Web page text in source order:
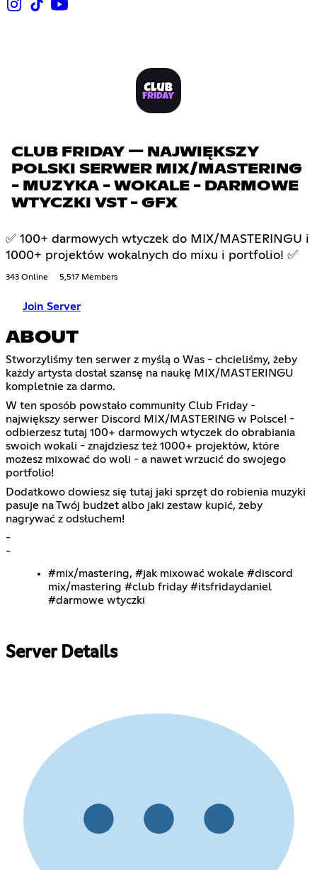
CLUB FRIDAY — NAJWIĘKSZY
POLSKI SERWER MIX/MASTERING
- MUZYKA - WOKALE - DARMOWE
WTYCZKI VST - GFX
✅ 100+ darmowych wtyczek do MIX/MASTERINGU i
1000+ projektów wokalnych do mixu i portfolio! ✅
343 Online 5,517 Members
Join Server
ABOUT
Stworzyliśmy ten serwer z myślą o Was - chcieliśmy, żeby
każdy artysta dostał szansę na naukę MIX/MASTERINGU
kompletnie za darmo.
W ten sposób powstało community Club Friday -
największy serwer Discord MIX/MASTERING w Polsce! -
odbierzesz tutaj 100+ darmowych wtyczek do obrabiania
swoich wokali - znajdziesz też 1000+ projektów, które
możesz mixować do woli - a nawet wrzucić do swojego
portfolio!
Dodatkowo dowiesz się tutaj jaki sprzęt do robienia muzyki
pasuje na Twój budżet albo jaki zestaw kupić, żeby
nagrywać z odsłuchem!
-
-
#mix/mastering, #jak mixować wokale #discord
mix/mastering #club friday #itsfridaydaniel
#darmowe wtyczki
Server Details